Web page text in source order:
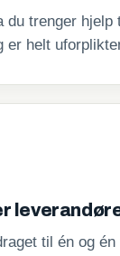
du trenger hjelp
er helt
til én og